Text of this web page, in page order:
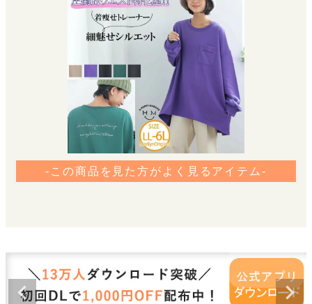
-この商品を見た方がよく見るアイテム-